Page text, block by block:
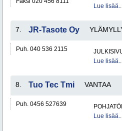
Lue lisää..
7. JR-Tasote Oy
Puh. 040 536 2115
Lue lisää..
8. Tuo Tec Tmi VANTAA
Puh. 0456 527639
Lue lisää..